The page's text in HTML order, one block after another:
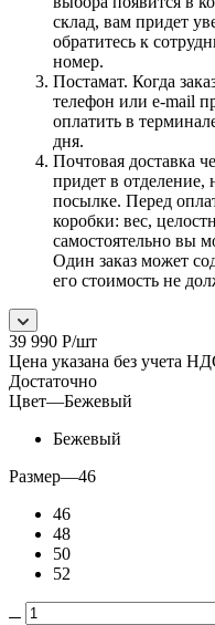
склад, вам придет
обратитесь к
номер.
Постамат. Когда
телефон или e-mail
оплатить в
дня.
Почтовая доставка
придет в отделение,
посылке. Перед
коробки: вес,
самостоятельно вы
Один заказ может
его стоимость не
39 990 Р/шт
Цена указана без учета
Достаточно
Цвет—Бежевый
Бежевый
Размер—46
46
48
50
52